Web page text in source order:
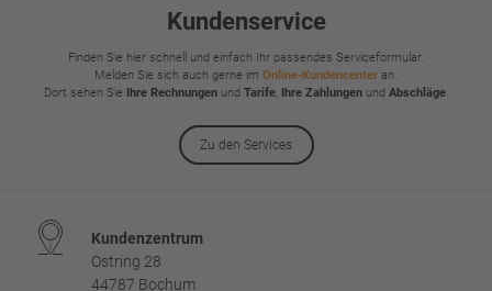
Kundenservice
Finden Sie hier schnell und einfach Ihr passendes Serviceformular.
Melden Sie sich auch gerne im Online-Kundencenter an.
Dort sehen Sie Ihre Rechnungenund Tarife, Ihre Zahlungenund Abschläge.
Zu den Services
Kundenzentrum
Ostring 28
44787 Bochum